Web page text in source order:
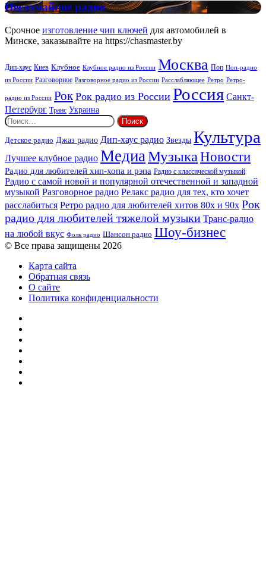
New
Rock
Неслучайное
радио
Неслучайное радио
Срочное изготовление чип ключей для автомобилей в
Минске, заказывайте на https://chasmaster.by
Дип-хаус Киев Клубное Клубное радио из России Москва Поп Поп-радио
из России Разговорное Разговорное радио из России Расслабляющее Ретро Ретро-
радио из России Рок Рок радио из России Россия Санкт-
Петербург Транс Украина
Найти:
Детское радио Джаз радио Дип-хаус радио Звезды Культура
Лучшее клубное радио МедиаМузыкаНовости
Радио для любителей хип-хопа и рэпа Радио с классической музыкой
Радио с самой новой и популярной отечественной и западной
музыкой Разговорное радио Релакс радио для тех, кто хочет
расслабиться Ретро радио для любителей хитов 80х и 90х Рок
радио для любителей тяжелой музыки Транс-радио
на любой вкус Фолк радио Шансон радио Шоу-бизнес
© Все права защищены 2026
Карта сайта
Обратная связь
О сайте
Политика конфиденциальности